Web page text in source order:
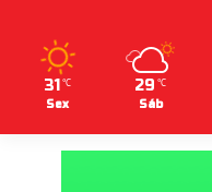
31 ℃
Sex
29 ℃
Sáb